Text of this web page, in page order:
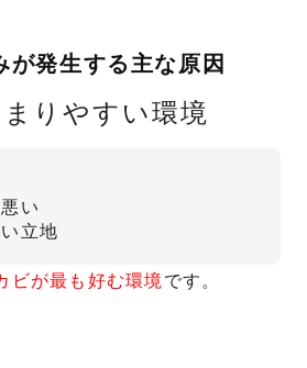
発生する主な原因
りやすい環境
い
立地
ビが最も好む環境 です。